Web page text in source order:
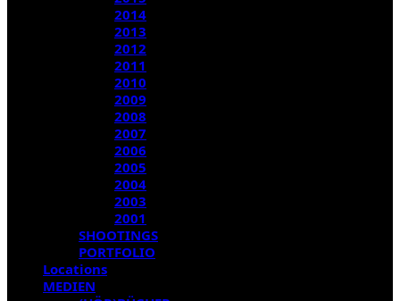
2014
2013
2012
2011
2010
2009
2008
2007
2006
2005
2004
2003
2001
SHOOTINGS
PORTFOLIO
Locations
MEDIEN